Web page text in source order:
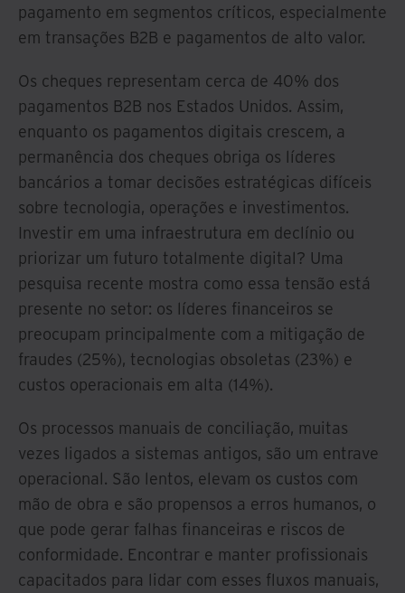
pagamento em segmentos críticos, especialmente
em transações B2B e pagamentos de alto valor.
Os cheques representam cerca de 40% dos
pagamentos B2B nos Estados Unidos. Assim,
enquanto os pagamentos digitais crescem, a
permanência dos cheques obriga os líderes
bancários a tomar decisões estratégicas difíceis
sobre tecnologia, operações e investimentos.
Investir em uma infraestrutura em declínio ou
priorizar um futuro totalmente digital? Uma
pesquisa recente mostra como essa tensão está
presente no setor: os líderes financeiros se
preocupam principalmente com a mitigação de
fraudes (25%), tecnologias obsoletas (23%) e
custos operacionais em alta (14%).
Os processos manuais de conciliação, muitas
vezes ligados a sistemas antigos, são um entrave
operacional. São lentos, elevam os custos com
mão de obra e são propensos a erros humanos, o
que pode gerar falhas financeiras e riscos de
conformidade. Encontrar e manter profissionais
capacitados para lidar com esses fluxos manuais,